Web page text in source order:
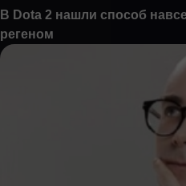
В Dota 2 нашли способ
регеном